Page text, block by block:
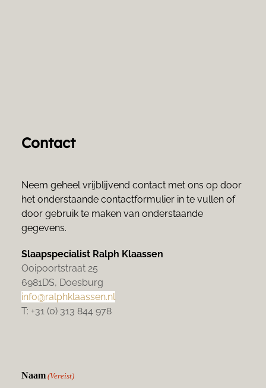
Contact
Neem geheel vrijblijvend contact met ons op door
het onderstaande contactformulier in te vullen of
door gebruik te maken van onderstaande
gegevens.
Slaapspecialist Ralph Klaassen
Ooipoortstraat 25
6981DS, Doesburg
info@ralphklaassen.nl
T: +31 (0) 313 844 978
Naam (Vereist)